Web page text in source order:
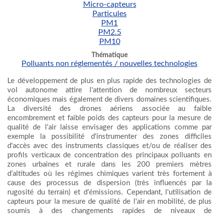
Micro-capteurs
Particules
PM1
PM2.5
PM10
Thématique
Polluants non réglementés / nouvelles technologies
Le développement de plus en plus rapide des technologies de
vol autonome attire l'attention de nombreux secteurs
économiques mais également de divers domaines scientifiques.
La diversité des drones aériens associée au faible
encombrement et faible poids des capteurs pour la mesure de
qualité de l'air laisse envisager des applications comme par
exemple la possibilité d'instrumenter des zones difficiles
d'accès avec des instruments classiques et/ou de réaliser des
profils verticaux de concentration des principaux polluants en
zones urbaines et rurale dans les 200 premiers mètres
d’altitudes où les régimes chimiques varient très fortement à
cause des processus de dispersion (très influencés par la
rugosité du terrain) et d’émissions. Cependant, l'utilisation de
capteurs pour la mesure de qualité de l'air en mobilité, de plus
soumis à des changements rapides de niveaux de